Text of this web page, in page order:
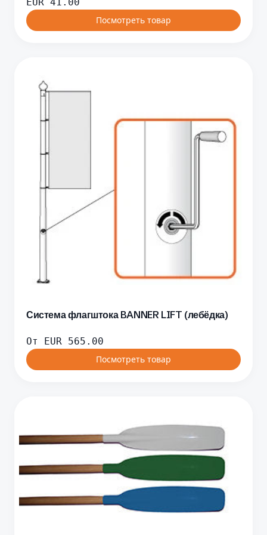
Посмотреть товар
Система флагштока BANNER LIFT (лебёдка)
От EUR 565.00
Посмотреть товар